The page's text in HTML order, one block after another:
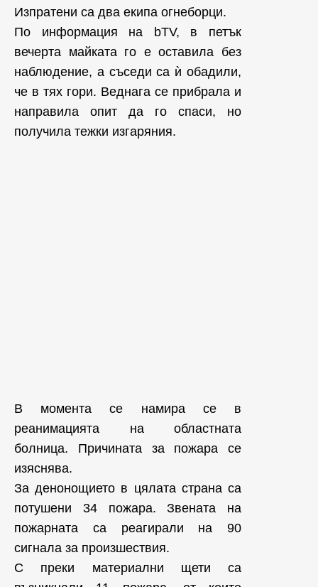
Изпратени са два екипа огнеборци.
По информация на bTV, в петък
вечерта майката го е оставила без
наблюдение, а съседи са ѝ обадили,
че в тях гори. Веднага се прибрала и
направила опит да го спаси, но
получила тежки изгаряния.
В момента се намира се в
реанимацията на областната
болница. Причината за пожара се
изяснява.
За денонощието в цялата страна са
потушени 34 пожара. Звената на
пожарната са реагирали на 90
сигнала за произшествия.
С преки материални щети са